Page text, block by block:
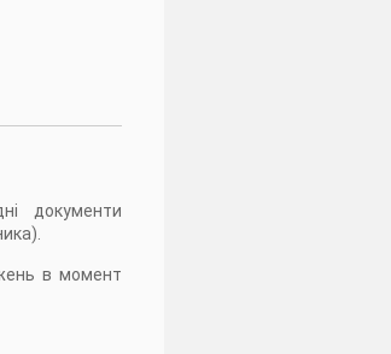
документи
в момент